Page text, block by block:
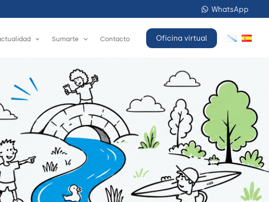
WhatsApp
Sumarte Contacto Oficina virtual